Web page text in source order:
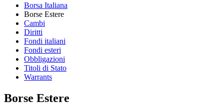
Borsa Italiana
Borse Estere
Cambi
Diritti
Fondi italiani
Fondi esteri
Obbligazioni
Titoli di Stato
Warrants
Borse Estere